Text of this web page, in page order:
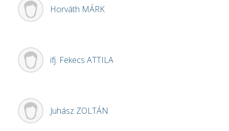
Horváth MÁRK
ifj. Fekecs ATTILA
Juhász ZOLTÁN